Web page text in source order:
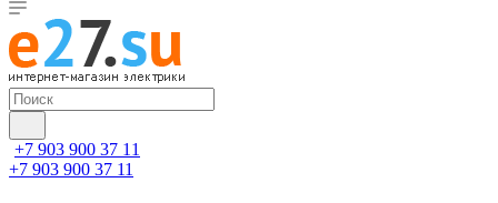
+7 903 900 37 11
+7 903 900 37 11